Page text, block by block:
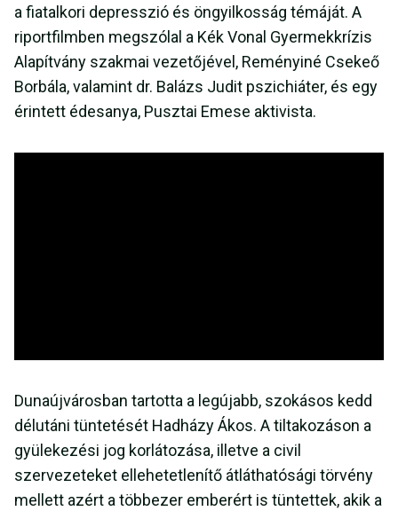
a fiatalkori depresszió és öngyilkosság témáját. A
riportfilmben megszólal a Kék Vonal Gyermekkrízis
Alapítvány szakmai vezetőjével, Reményiné Csekeő
Borbála, valamint dr. Balázs Judit pszichiáter, és egy
érintett édesanya, Pusztai Emese aktivista.
Dunaújvárosban tartotta a legújabb, szokásos kedd
délutáni tüntetését Hadházy Ákos. A tiltakozáson a
gyülekezési jog korlátozása, illetve a civil
szervezeteket ellehetetlenítő átláthatósági törvény
mellett azért a többezer emberért is tüntettek, akik a